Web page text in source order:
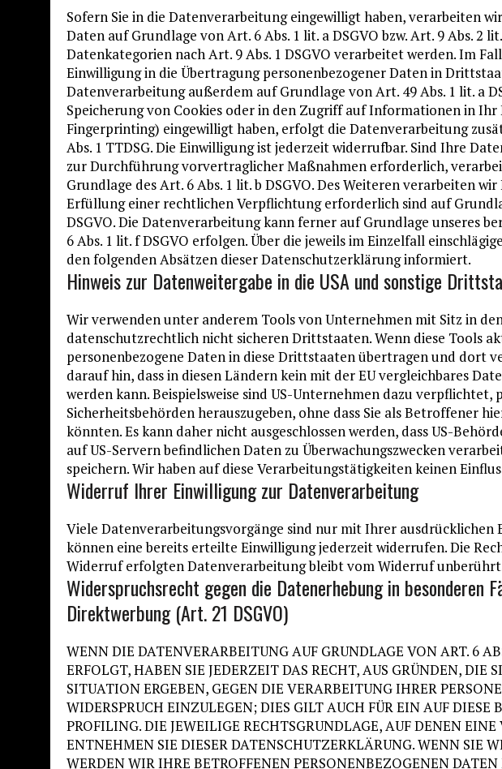
Sofern Sie in die Datenverarbeitung eingewilligt haben, verarbeiten
Daten auf Grundlage von Art. 6 Abs. 1 lit. a DSGVO bzw. Art. 9 Abs. 2
Datenkategorien nach Art. 9 Abs. 1 DSGVO verarbeitet werden. Im
Einwilligung in die Übertragung personenbezogener Daten in
Datenverarbeitung außerdem auf Grundlage von Art. 49 Abs. 1 lit. a
Speicherung von Cookies oder in den Zugriff auf Informationen in Ihr
Fingerprinting) eingewilligt haben, erfolgt die Datenverarbeitung
Abs. 1 TTDSG. Die Einwilligung ist jederzeit widerrufbar. Sind Ihre
zur Durchführung vorvertraglicher Maßnahmen erforderlich,
Grundlage des Art. 6 Abs. 1 lit. b DSGVO. Des Weiteren verarbeiten
Erfüllung einer rechtlichen Verpflichtung erforderlich sind auf
DSGVO. Die Datenverarbeitung kann ferner auf Grundlage unseres
6 Abs. 1 lit. f DSGVO erfolgen. Über die jeweils im Einzelfall
den folgenden Absätzen dieser Datenschutzerklärung informiert.
Hinweis zur Datenweitergabe in die USA und sonstige
Wir verwenden unter anderem Tools von Unternehmen mit Sitz in
datenschutzrechtlich nicht sicheren Drittstaaten. Wenn diese Tools
personenbezogene Daten in diese Drittstaaten übertragen und dort
darauf hin, dass in diesen Ländern kein mit der EU vergleichbares
werden kann. Beispielsweise sind US-Unternehmen dazu verpflichtet,
Sicherheitsbehörden herauszugeben, ohne dass Sie als Betroffener
könnten. Es kann daher nicht ausgeschlossen werden, dass US-
auf US-Servern befindlichen Daten zu Überwachungszwecken
speichern. Wir haben auf diese Verarbeitungstätigkeiten keinen
Widerruf Ihrer Einwilligung zur Datenverarbeitung
Viele Datenverarbeitungsvorgänge sind nur mit Ihrer ausdrücklichen
können eine bereits erteilte Einwilligung jederzeit widerrufen. Die
Widerruf erfolgten Datenverarbeitung bleibt vom Widerruf
Widerspruchsrecht gegen die Datenerhebung in besonderen
Direktwerbung (Art. 21 DSGVO)
WENN DIE DATENVERARBEITUNG AUF GRUNDLAGE VON ART. 6
ERFOLGT, HABEN SIE JEDERZEIT DAS RECHT, AUS GRÜNDEN, DIE
SITUATION ERGEBEN, GEGEN DIE VERARBEITUNG IHRER
WIDERSPRUCH EINZULEGEN; DIES GILT AUCH FÜR EIN AUF DIESE
PROFILING. DIE JEWEILIGE RECHTSGRUNDLAGE, AUF DENEN
ENTNEHMEN SIE DIESER DATENSCHUTZERKLÄRUNG. WENN SIE
WERDEN WIR IHRE BETROFFENEN PERSONENBEZOGENEN